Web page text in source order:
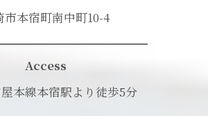
市本宿町南中町10-4
Access
本線本宿駅より徒歩5分